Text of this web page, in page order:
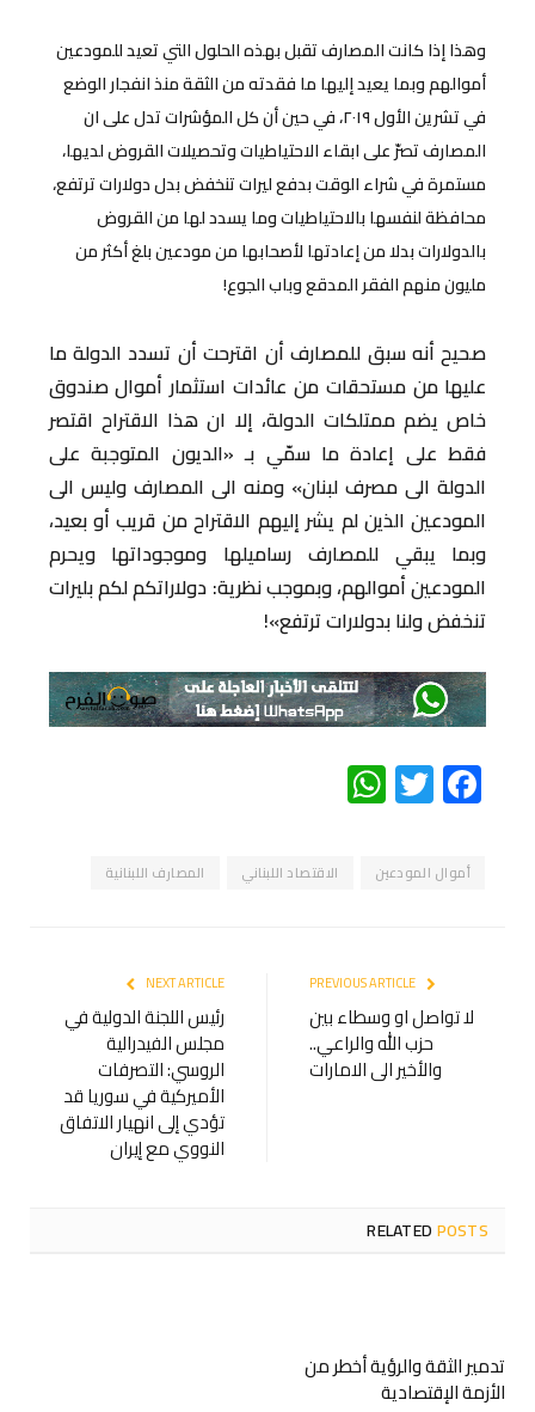
وهذا إذا كانت المصارف تقبل بهذه الحلول التي تعيد للمودعين
أموالهم وبما يعيد إليها ما فقدته من الثقة منذ انفجار الوضع
في تشرين الأول ٢٠١٩، في حين أن كل المؤشرات تدل على ان
المصارف تصرّ على ابقاء الاحتياطيات وتحصيلات القروض لديها،
مستمرة في شراء الوقت بدفع ليرات تنخفض بدل دولارات ترتفع،
محافظة لنفسها بالاحتياطيات وما يسدد لها من القروض
بالدولارات بدلا من إعادتها لأصحابها من مودعين بلغ أكثر من
مليون منهم الفقر المدقع وباب الجوع!
صحيح أنه سبق للمصارف أن اقترحت أن تسدد الدولة ما
عليها من مستحقات من عائدات استثمار أموال صندوق
خاص يضم ممتلكات الدولة، إلا ان هذا الاقتراح اقتصر
فقط على إعادة ما سمّي بـ «الديون المتوجبة على
الدولة الى مصرف لبنان» ومنه الى المصارف وليس الى
المودعين الذين لم يشر إليهم الاقتراح من قريب أو بعيد،
وبما يبقي للمصارف رساميلها وموجوداتها ويحرم
المودعين أموالهم، وبموجب نظرية: دولاراتكم لكم بليرات
تنخفض ولنا بدولارات ترتفع»!
Facebook
Twitter
WhatsApp
أموال المودعين الاقتصاد اللبناني المصارف اللبنانية
لا تواصل او وسطاء بين
حزب الله والراعي..
والأخير الى الامارات
NEXT ARTICLE
‏رئيس اللجنة الدولية في
مجلس ​الفيدرالية​
الروسي: التصرفات
الأميركية في ‎سوريا قد
تؤدي إلى انهيار الاتفاق
النووي مع ‎إيران
RELATEDPOSTS
تدمير الثقة والرؤية أخطر من
الأزمة الإقتصادية